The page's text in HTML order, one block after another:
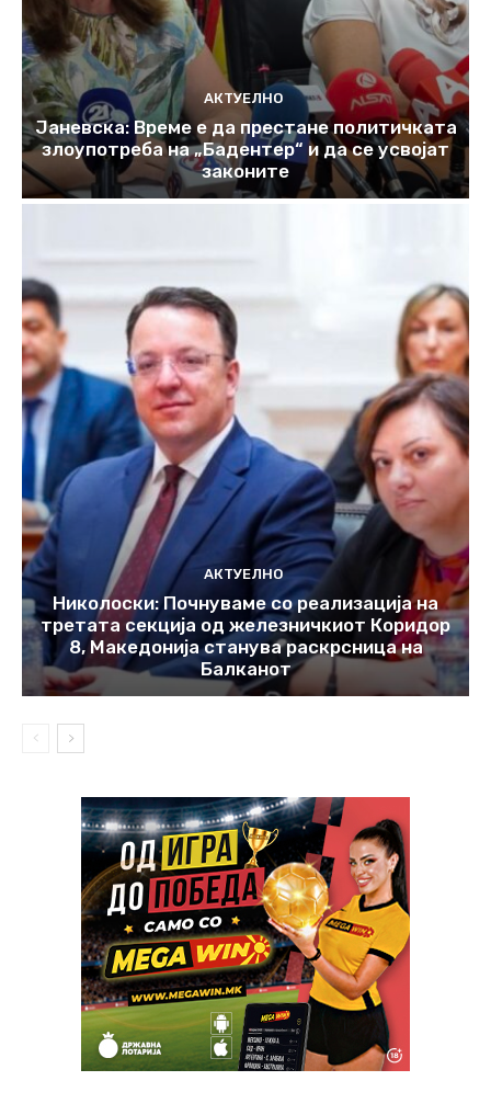
АКТУЕЛНО
Јаневска: Време е да престане политичката
злоупотреба на „Бадентер“ и да се усвојат
законите
АКТУЕЛНО
Николоски: Почнуваме со реализација на
третата секција од железничкиот Коридор
8, Македонија станува раскрсница на
Балканот